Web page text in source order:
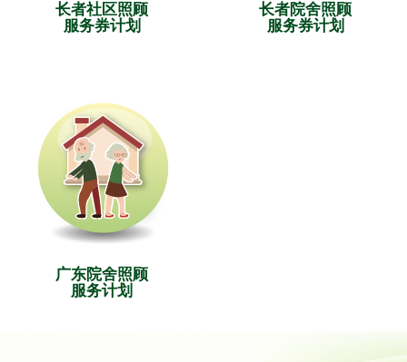
长者社区照顾
服务券计划
长者院舍照顾
服务券计划
广东院舍照顾
服务计划